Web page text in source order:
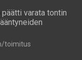
varata tontin
toimitus